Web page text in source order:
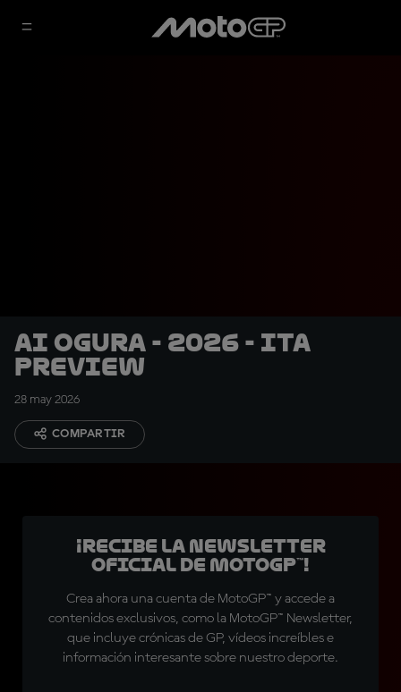
Ai Ogura - 2026 - ITA
Preview
28 may 2026
COMPARTIR
¡Recibe la Newsletter
oficial de MotoGP™!
Crea ahora una cuenta de MotoGP™ y accede a
contenidos exclusivos, como la MotoGP™ Newsletter,
que incluye crónicas de GP, vídeos increíbles e
información interesante sobre nuestro deporte.